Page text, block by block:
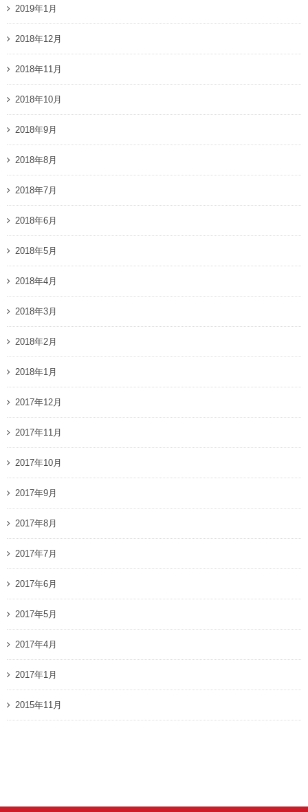
2019年1月
2018年12月
2018年11月
2018年10月
2018年9月
2018年8月
2018年7月
2018年6月
2018年5月
2018年4月
2018年3月
2018年2月
2018年1月
2017年12月
2017年11月
2017年10月
2017年9月
2017年8月
2017年7月
2017年6月
2017年5月
2017年4月
2017年1月
2015年11月